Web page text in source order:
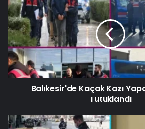
Balıkesir'de Kaçak Kazı
Tutuklandı